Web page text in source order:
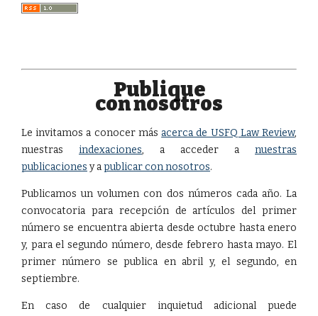
Publique
con nosotros
Le invitamos a conocer másacerca de USFQ Law Review,
nuestras indexaciones, a acceder a nuestras
publicaciones y apublicar con nosotros.
Publicamos un volumen con dos números cada año. La
convocatoria para recepción de artículos del primer
número se encuentra abierta desde octubre hasta enero
y, para el segundo número, desde febrero hasta mayo. El
primer número se publica en abril y, el segundo, en
septiembre.
En caso de cualquier inquietud adicional puede